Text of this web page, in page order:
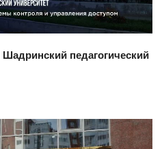
педагогический